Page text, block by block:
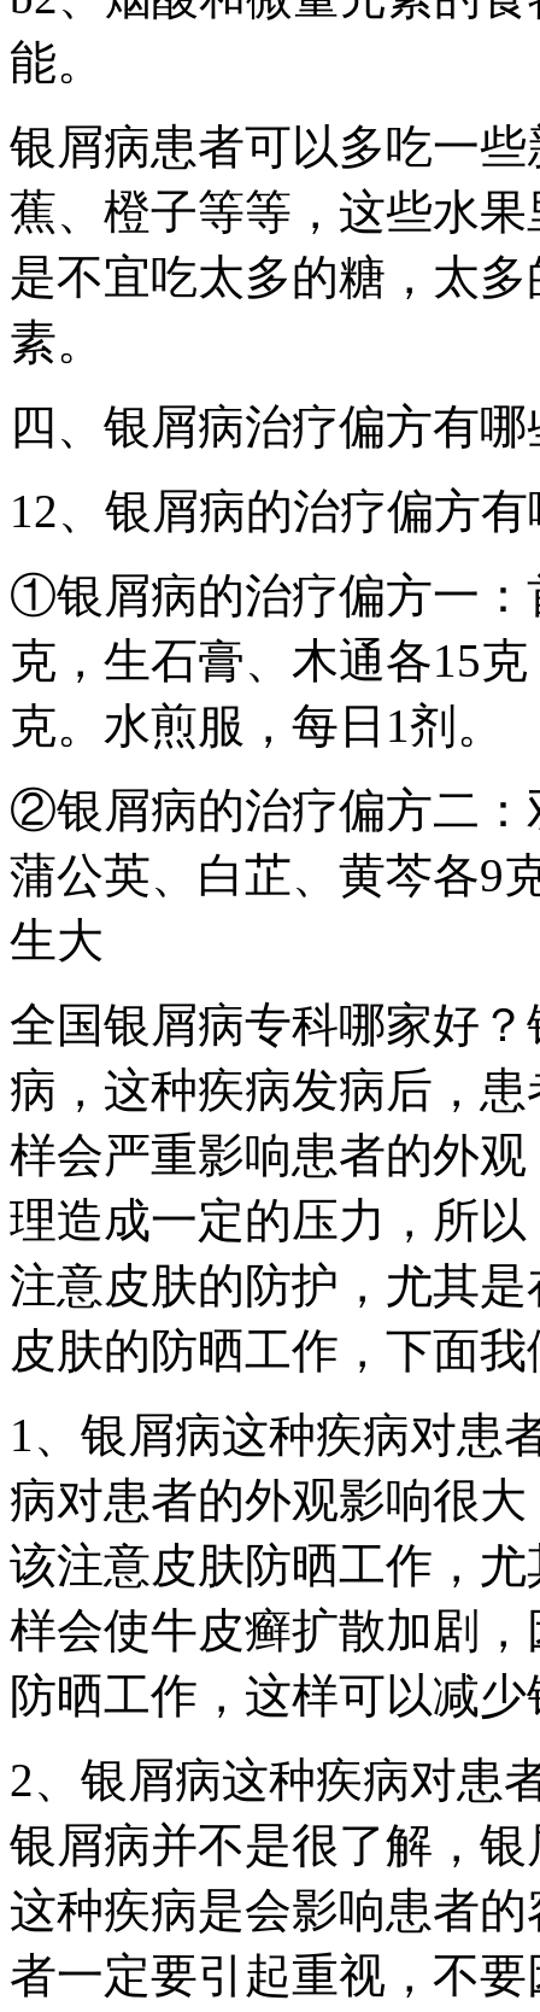
能。
银屑病患者可以多吃一
蕉、橙子等等，这些水
是不宜吃太多的糖，太
素。
四、银屑病治疗偏方有哪
12、银屑病的治疗偏方
①银屑病的治疗偏方一：
克，生石膏、木通各15
克。水煎服，每日1剂。
②银屑病的治疗偏方二：
蒲公英、白芷、黄芩各9
生大
全国银屑病专科哪家好
病，这种疾病发病后，
样会严重影响患者的外
理造成一定的压力，所
注意皮肤的防护，尤其
皮肤的防晒工作，下面
1、银屑病这种疾病对患
病对患者的外观影响很
该注意皮肤防晒工作，
样会使牛皮癣扩散加剧
防晒工作，这样可以减
2、银屑病这种疾病对患
银屑病并不是很了解，
这种疾病是会影响患者
者一定要引起重视，不